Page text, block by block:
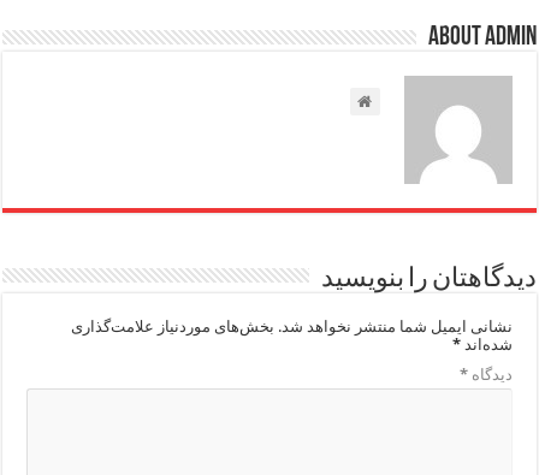
About admin
دیدگاهتان را بنویسید
نشانی ایمیل شما منتشر نخواهد شد. بخش‌های موردنیاز علامت‌گذاری
شده‌اند*
دیدگاه*